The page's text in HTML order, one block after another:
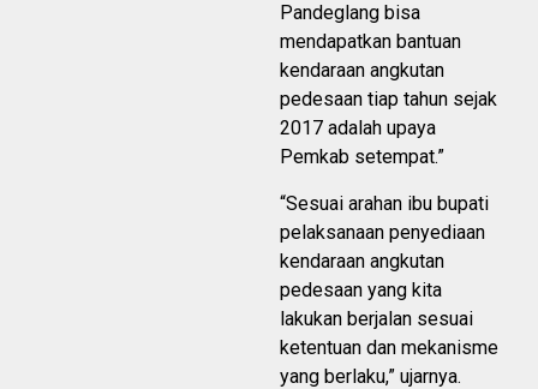
Pandeglang bisa
mendapatkan bantuan
kendaraan angkutan
pedesaan tiap tahun sejak
2017 adalah upaya
Pemkab setempat.”
“Sesuai arahan ibu bupati
pelaksanaan penyediaan
kendaraan angkutan
pedesaan yang kita
lakukan berjalan sesuai
ketentuan dan mekanisme
yang berlaku,” ujarnya.